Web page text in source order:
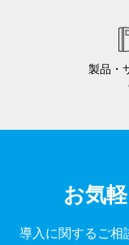
製品・
お気
導入に関するご相